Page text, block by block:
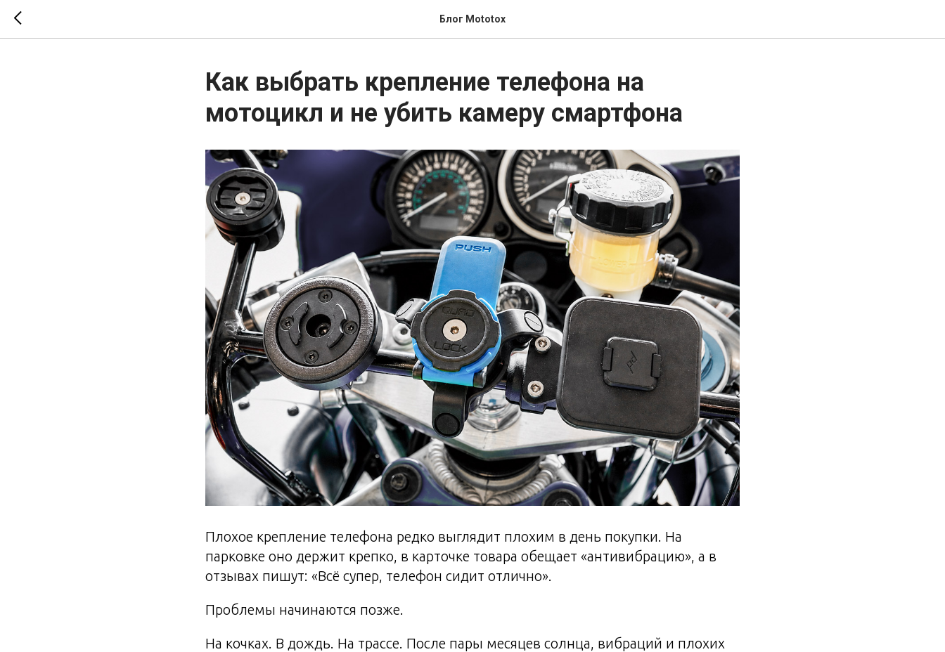
Блог Mototox
Как выбрать крепление телефона на
мотоцикл и не убить камеру смартфона
Плохое крепление телефона редко выглядит плохим в день покупки. На
парковке оно держит крепко, в карточке товара обещает «антивибрацию», а в
отзывах пишут: «Всё супер, телефон сидит отлично».
Проблемы начинаются позже.
На кочках. В дождь. На трассе. После пары месяцев солнца, вибраций и плохих